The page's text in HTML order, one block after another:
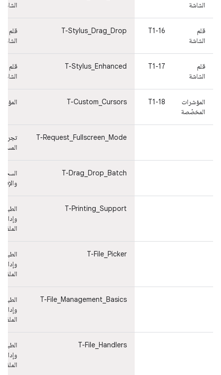
الشاشة
الشاشة
قلم
الشاشة
T1-16
T-Stylus_Drag_Drop
قلم
الشاشة
قلم
الشاشة
T1-17
T-Stylus_Enhanced
قلم
الشاشة
المؤشرات
المخصّصة
T1-18
T-Custom_Cursors
T-Request_Fullscreen_Mode
تجربة
T-Drag_Drop_Batch
السحب
T-Printing_Support
الطباعة
وإدارة
الملفات
T-File_Picker
الطباعة
وإدارة
الملفات
T-File_Management_Basics
الطباعة
وإدارة
الملفات
T-File_Handlers
الطباعة
وإدارة
الملفات